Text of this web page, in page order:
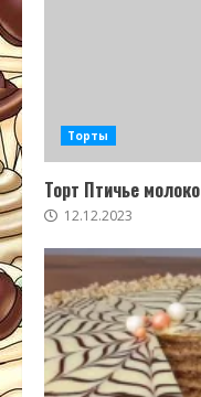
Торты
Торт Птичье молоко
12.12.2023